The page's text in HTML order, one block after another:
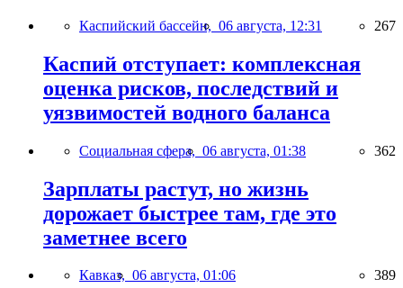
Каспийский бассейн, 06 августа, 12:31 267
Каспий отступает: комплексная
оценка рисков, последствий и
уязвимостей водного баланса
Социальная сфера, 06 августа, 01:38 362
Зарплаты растут, но жизнь
дорожает быстрее там, где это
заметнее всего
Кавказ, 06 августа, 01:06 389